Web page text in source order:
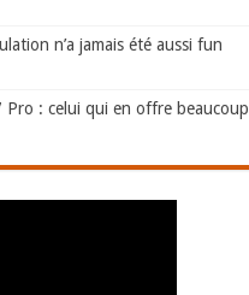
n’a jamais été aussi fun
Pro : celui qui en offre beaucoup